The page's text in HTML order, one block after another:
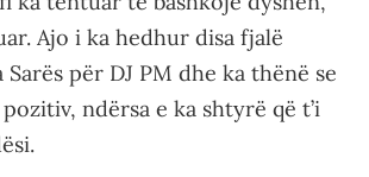
Ajo i ka hedhur disa fjalë
për DJ PM dhe ka thënë se
ndërsa e ka shtyrë që t’i